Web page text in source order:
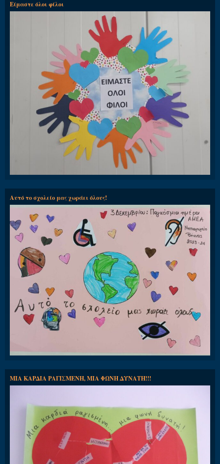
Είμαστε όλοι φίλοι
Αυτό το σχολείο μας χωράει όλους!
ΜΙΑ ΚΑΡΔΙΑ ΡΑΓΙΣΜΕΝΗ, ΜΙΑ ΦΩΝΗ ΔΥΝΑΤΗ!!!